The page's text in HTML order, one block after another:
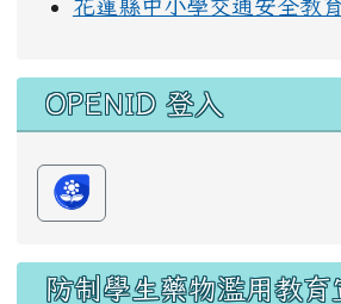
花蓮縣中小學交通安全教
OPENID 登入
防制學生藥物濫用教育